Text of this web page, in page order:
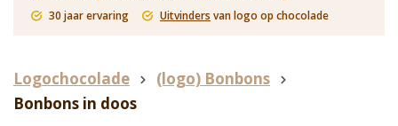
30 jaar ervaring
Uitvinders van logo op chocolade
Logochocolade
(logo) Bonbons
Bonbons in doos